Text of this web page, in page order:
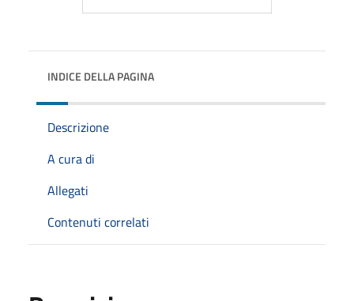
INDICE DELLA PAGINA
Descrizione
A cura di
Allegati
Contenuti correlati